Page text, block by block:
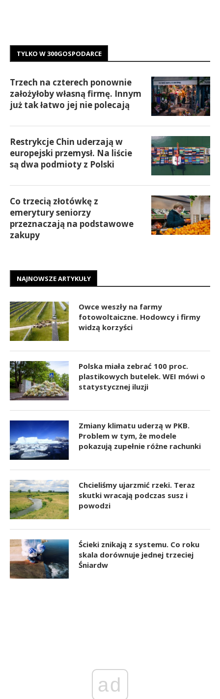
TYLKO W 300GOSPODARCE
Trzech na czterech ponownie
założyłoby własną firmę. Innym
już tak łatwo jej nie polecają
Restrykcje Chin uderzają w
europejski przemysł. Na liście
są dwa podmioty z Polski
Co trzecią złotówkę z
emerytury seniorzy
przeznaczają na podstawowe
zakupy
NAJNOWSZE ARTYKUŁY
Owce weszły na farmy
fotowoltaiczne. Hodowcy i firmy
widzą korzyści
Polska miała zebrać 100 proc.
plastikowych butelek. WEI mówi o
statystycznej iluzji
Zmiany klimatu uderzą w PKB.
Problem w tym, że modele
pokazują zupełnie różne rachunki
Chcieliśmy ujarzmić rzeki. Teraz
skutki wracają podczas susz i
powodzi
Ścieki znikają z systemu. Co roku
skala dorównuje jednej trzeciej
Śniardw
ad